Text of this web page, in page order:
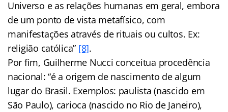
Universo e as relações humanas em geral, embora
de um ponto de vista metafísico, com
manifestações através de rituais ou cultos. Ex:
religião católica” [8].
Por fim, Guilherme Nucci conceitua procedência
nacional: “é a origem de nascimento de algum
lugar do Brasil. Exemplos: paulista (nascido em
São Paulo), carioca (nascido no Rio de Janeiro),